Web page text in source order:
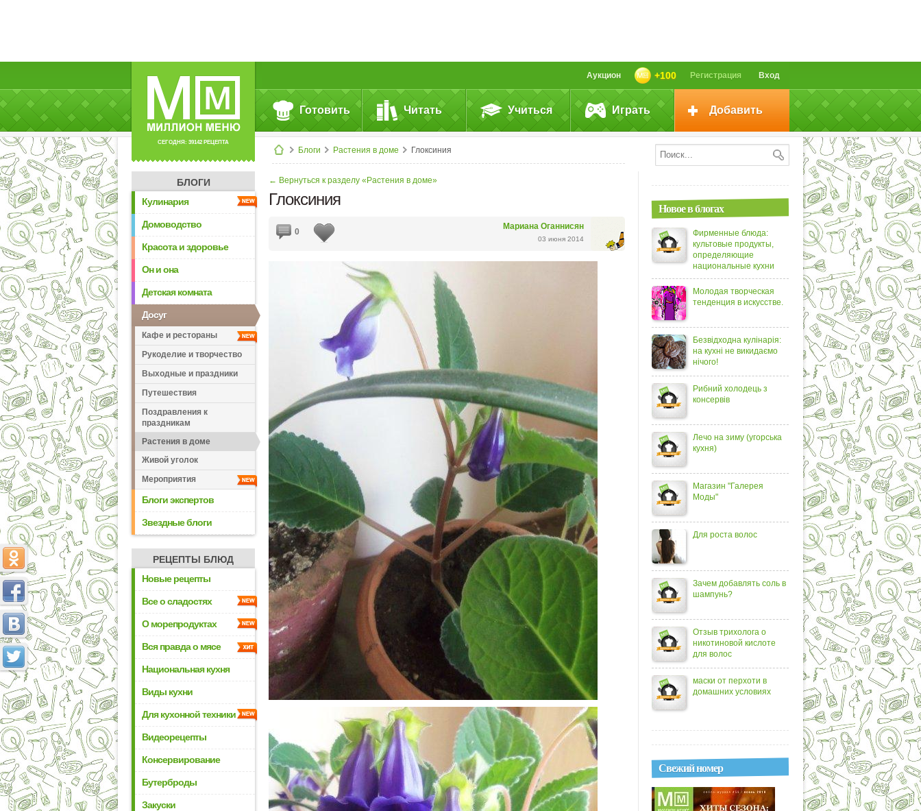
СЕГОДНЯ: 39142 РЕЦЕПТА
Вход
Регистрация
+100
Аукцион
Готовить Читать Учиться Играть Добавить
Блоги Растения в доме Глоксиния
БЛОГИ
Кулинария
Домоводство
Красота и здоровье
Он и она
Детская комната
Досуг
Кафе и рестораны
Рукоделие и творчество
Выходные и праздники
Путешествия
Поздравления к
праздникам
Растения в доме
Живой уголок
Мероприятия
Блоги экспертов
Звездные блоги
РЕЦЕПТЫ БЛЮД
Новые рецепты
Все о сладостях
О морепродуктах
Вся правда о мясе
Национальная кухня
Виды кухни
Для кухонной техники
Видеорецепты
Консервирование
Бутерброды
Закуски
← Вернуться к разделу «Растения в доме»
Глоксиния
Мариана Оганнисян
03 июня 2014
0
Новое в блогах
Фирменные блюда:
культовые продукты,
определяющие
национальные кухни
Молодая творческая
тенденция в искусстве.
Безвідходна кулінарія:
на кухні не викидаємо
нічого!
Рибний холодець з
консервів
Лечо на зиму (угорська
кухня)
Магазин "Галерея
Моды"
Для роста волос
Зачем добавлять соль в
шампунь?
Отзыв трихолога о
никотиновой кислоте
для волос
маски от перхоти в
домашних условиях
Свежий номер